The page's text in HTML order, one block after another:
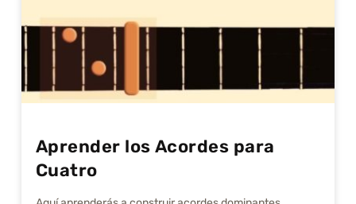
Aprender los Acordes para
Cuatro